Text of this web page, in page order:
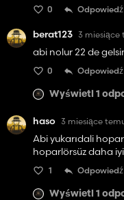
0 Odpowiedź
berat123 3 miesiące
abi nolur 22 de
0 Odpowiedź
Wyświetl 1
haso 3 miesiące
Abi yukarıdali
hoparlörsüz daha
1 Odpowiedź
Wyświetl 1